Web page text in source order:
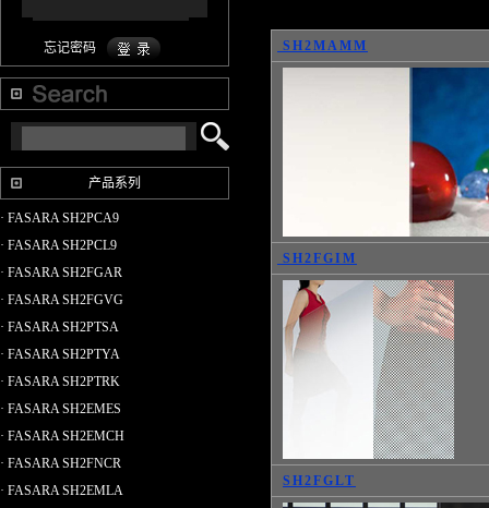
忘记密码
产品系列
· FASARA SH2PCA9
· FASARA SH2PCL9
· FASARA SH2FGAR
· FASARA SH2FGVG
· FASARA SH2PTSA
· FASARA SH2PTYA
· FASARA SH2PTRK
· FASARA SH2EMES
· FASARA SH2EMCH
· FASARA SH2FNCR
· FASARA SH2EMLA
SH2MAMM
SH2FGIM
SH2FGLT